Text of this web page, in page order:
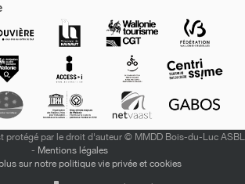
par le droit d'auteur © MMDD Bois-du-Luc ASBL
- Mentions légales
sur notre politique vie privée et cookies